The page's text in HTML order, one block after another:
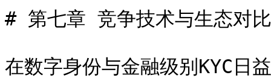
# 第七章 竞争技术与生态对
在数字身份与金融级别KYC日